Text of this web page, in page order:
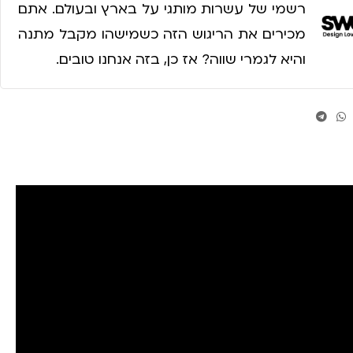
רשמי של עשרות מותגי על בארץ ובעולם. אתם
מכירים את הריגוש הזה כשמישהו מקבל מתנה
והיא לגמרי שווה? אז כן, בזה אנחנו טובים.